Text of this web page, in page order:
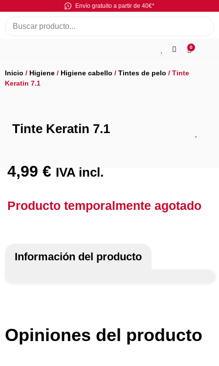
Envío gratuito a partir de 40€*
0
Inicio / Higiene / Higiene cabello / Tintes de pelo / Tinte
Keratin 7.1
Tinte Keratin 7.1
4,99 € IVA incl.
Producto temporalmente agotado
Información del producto
Opiniones del producto